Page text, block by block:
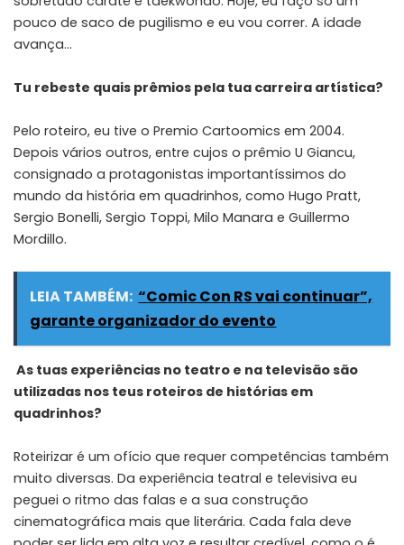
pouco de saco de pugilismo e eu vou correr. A idade
avança…
Tu rebeste quais prêmios pela tua carreira artística?
Pelo roteiro, eu tive o Premio Cartoomics em 2004.
Depois vários outros, entre cujos o prêmio U Giancu,
consignado a protagonistas importantíssimos do
mundo da história em quadrinhos, como Hugo Pratt,
Sergio Bonelli, Sergio Toppi, Milo Manara e Guillermo
Mordillo.
LEIA TAMBÉM: “Comic Con RS vai continuar”,
garante organizador do evento
As tuas experiências no teatro e na televisão são
utilizadas nos teus roteiros de histórias em
quadrinhos?
Roteirizar é um ofício que requer competências também
muito diversas. Da experiência teatral e televisiva eu
peguei o ritmo das falas e a sua construção
cinematográfica mais que literária. Cada fala deve